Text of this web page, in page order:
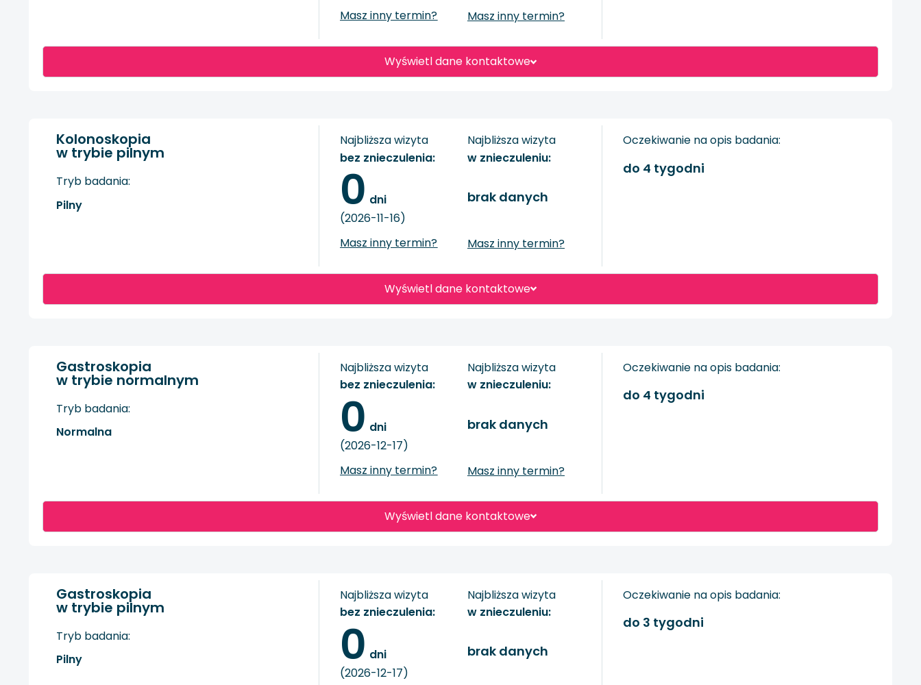
Wyświetl dane kontaktowe
Masz inny termin?
Masz inny termin?
Wyświetl dane kontaktowe
Kolonoskopia
w trybie pilnym
Tryb badania:
Pilny
Najbliższa wizyta
bez znieczulenia:
0 dni
(2026-11-16)
Masz inny termin?
Najbliższa wizyta
w znieczuleniu:
brak danych
Masz inny termin?
Oczekiwanie na opis badania:
do 4 tygodni
Wyświetl dane kontaktowe
Gastroskopia
w trybie normalnym
Tryb badania:
Normalna
Najbliższa wizyta
bez znieczulenia:
0 dni
(2026-12-17)
Masz inny termin?
Najbliższa wizyta
w znieczuleniu:
brak danych
Masz inny termin?
Oczekiwanie na opis badania:
do 4 tygodni
Gastroskopia
w trybie pilnym
Tryb badania:
Pilny
Najbliższa wizyta
bez znieczulenia:
0 dni
(2026-12-17)
Najbliższa wizyta
w znieczuleniu:
brak danych
Oczekiwanie na opis badania:
do 3 tygodni